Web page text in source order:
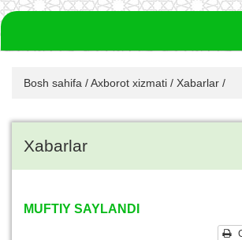
Bosh sahifa /Axborot xizmati / Xabarlar /
Xabarlar
MUFTIY SAYLANDI